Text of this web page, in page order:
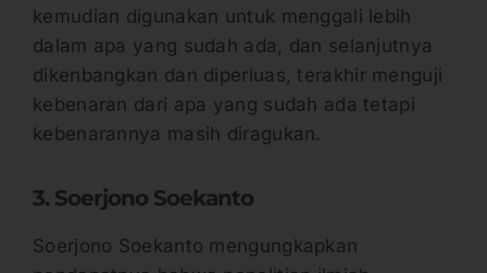
kemudian digunakan untuk menggali lebih
dalam apa yang sudah ada, dan selanjutnya
dikenbangkan dan diperluas, terakhir menguji
kebenaran dari apa yang sudah ada tetapi
kebenarannya masih diragukan.
3. Soerjono Soekanto
Soerjono Soekanto mengungkapkan